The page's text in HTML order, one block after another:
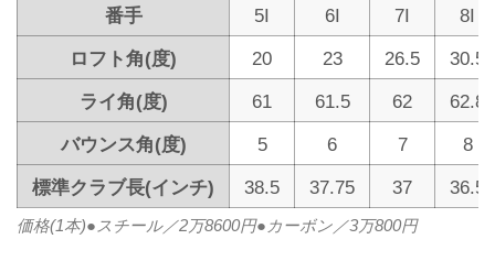
番手 5I 6I 7I
8I
ロフト角(度)
20 23 26.5
30.5
ライ角(度)
61 61.5 62
62.8
バウンス角(度)
5 6 7
8
標準クラブ長(インチ)
38.5 37.75 37 36.5
価格(1本)●スチール／2万8600円●カーボン／3万800円